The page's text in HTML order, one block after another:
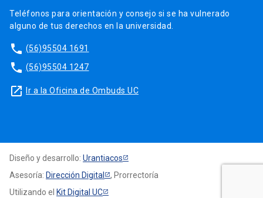
Teléfonos para orientación y consejo si se ha vulnerado
alguno de tus derechos en la universidad.
phone (56)95504 1691
phone (56)95504 1247
launch Ir a la Oficina de Ombuds UC
Diseño y desarrollo: Urantiacos
Asesoría: Dirección Digital
, Prorrectoría
Utilizando el Kit Digital UC